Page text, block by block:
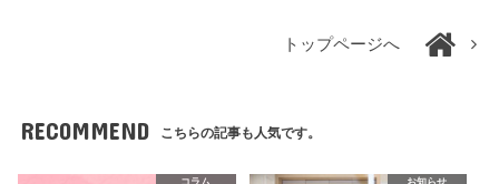
トップページへ
RECOMMEND こちらの記事も人気です。
コラム お知らせ